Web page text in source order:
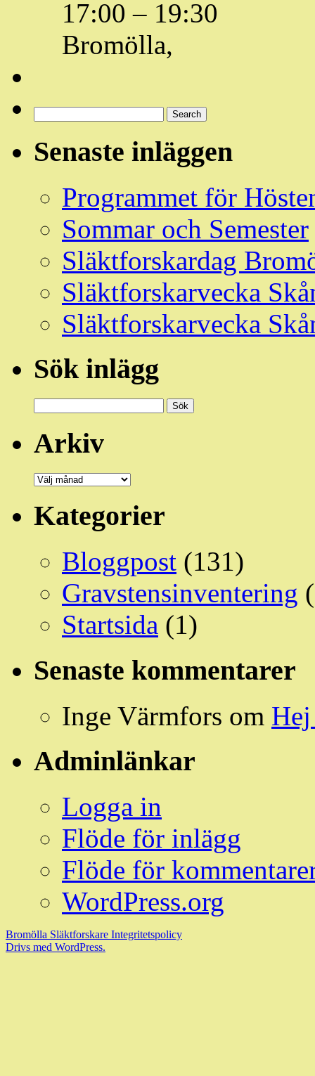
17:00 – 19:30
Bromölla,
Händelser
SearchEvents
Senaste inläggen
Programmet för
Sommar och Semester
Släktforskardag
Släktforskarvecka
Släktforskarvecka
Sök inlägg
efter:
Arkiv
Arkiv
Kategorier
Bloggpost (131)
Gravstensinventering
Startsida (1)
Senaste kommentarer
Inge Värmfors om
Adminlänkar
Logga in
Flöde för inlägg
Flöde för
WordPress.org
Bromölla Släktforskare Integritetspolicy
Drivs med WordPress.